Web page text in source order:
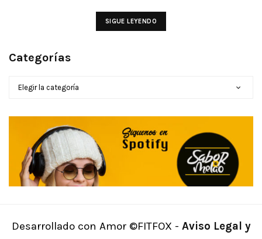
SIGUE LEYENDO
Categorías
CATEGORÍAS
Desarrollado con Amor ©FITFOX - Aviso Legal y